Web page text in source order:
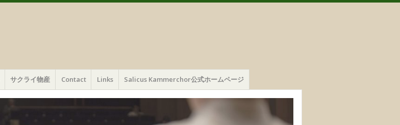
サクライ物産 Contact Links Salicus Kammerchor公式ホームページ